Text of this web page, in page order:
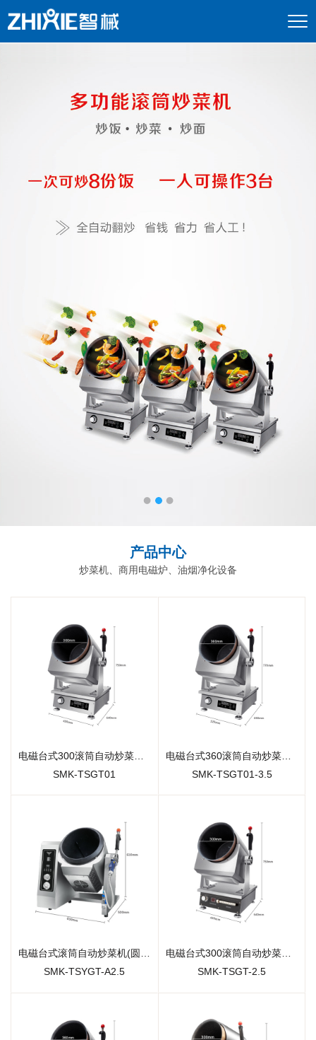
切
换
产品中心
炒菜机、商用电磁炉、油烟净化设备
SMK-TSGT01
SMK-TSGT01-3.5
电磁台式滚筒自动炒菜机(圆底)
SMK-TSYGT-A2.5
电磁台式300滚筒自动炒菜机(滑控款)
SMK-TSGT-2.5